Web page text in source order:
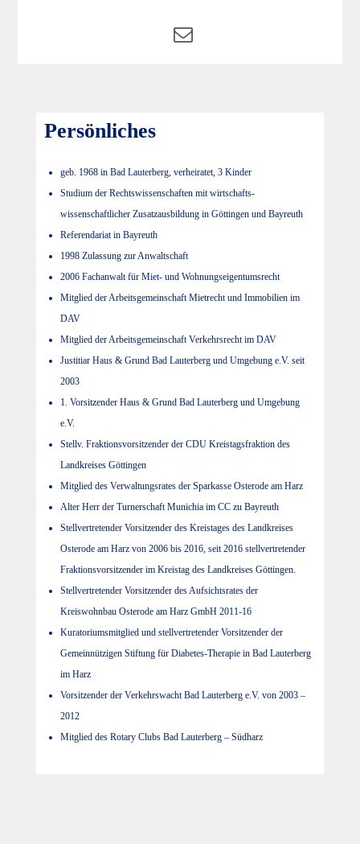
Persönliches
geb. 1968 in Bad Lauterberg, verheiratet, 3 Kinder
Studium der Rechtswissenschaften mit wirtschafts-
wissenschaftlicher Zusatzausbildung in Göttingen und Bayreuth
Referendariat in Bayreuth
1998 Zulassung zur Anwaltschaft
2006 Fachanwalt für Miet- und Wohnungseigentumsrecht
Mitglied der Arbeitsgemeinschaft Mietrecht und Immobilien im
DAV
Mitglied der Arbeitsgemeinschaft Verkehrsrecht im DAV
Justitiar Haus & Grund Bad Lauterberg und Umgebung e.V. seit
2003
1. Vorsitzender Haus & Grund Bad Lauterberg und Umgebung
e.V.
Stellv. Fraktionsvorsitzender der CDU Kreistagsfraktion des
Landkreises Göttingen
Mitglied des Verwaltungsrates der Sparkasse Osterode am Harz
Alter Herr der Turnerschaft Munichia im CC zu Bayreuth
Stellvertretender Vorsitzender des Kreistages des Landkreises
Osterode am Harz von 2006 bis 2016, seit 2016 stellvertretender
Fraktionsvorsitzender im Kreistag des Landkreises Göttingen.
Stellvertretender Vorsitzender des Aufsichtsrates der
Kreiswohnbau Osterode am Harz GmbH 2011-16
Kuratoriumsmitglied und stellvertretender Vorsitzender der
Gemeinnützigen Stiftung für Diabetes-Therapie in Bad Lauterberg
im Harz
Vorsitzender der Verkehrswacht Bad Lauterberg e.V. von 2003 –
2012
Mitglied des Rotary Clubs Bad Lauterberg – Südharz